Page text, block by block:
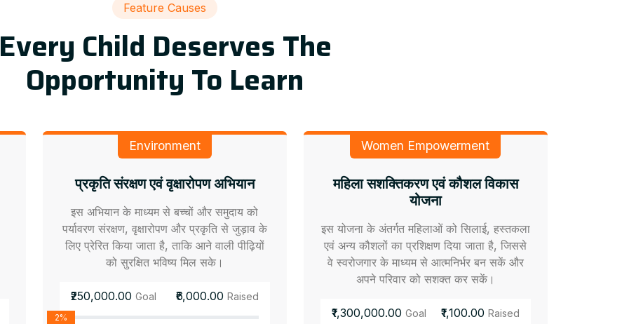
Feature Causes
Every Child Deserves The
Opportunity To Learn
Environment
प्रकृति संरक्षण एवं वृक्षारोपण अभियान
इस अभियान के माध्यम से बच्चों और समुदाय को
पर्यावरण संरक्षण, वृक्षारोपण और प्रकृति से जुड़ाव के
लिए प्रेरित किया जाता है, ताकि आने वाली पीढ़ियों
को सुरक्षित भविष्य मिल सके।
₹250,000.00 Goal ₹6,000.00 Raised
2%
Women Empowerment
महिला सशक्तिकरण एवं कौशल विकास
योजना
इस योजना के अंतर्गत महिलाओं को सिलाई, हस्तकला
एवं अन्य कौशलों का प्रशिक्षण दिया जाता है, जिससे
वे स्वरोजगार के माध्यम से आत्मनिर्भर बन सकें और
अपने परिवार को सशक्त कर सकें।
₹1,300,000.00 Goal ₹1,100.00 Raised